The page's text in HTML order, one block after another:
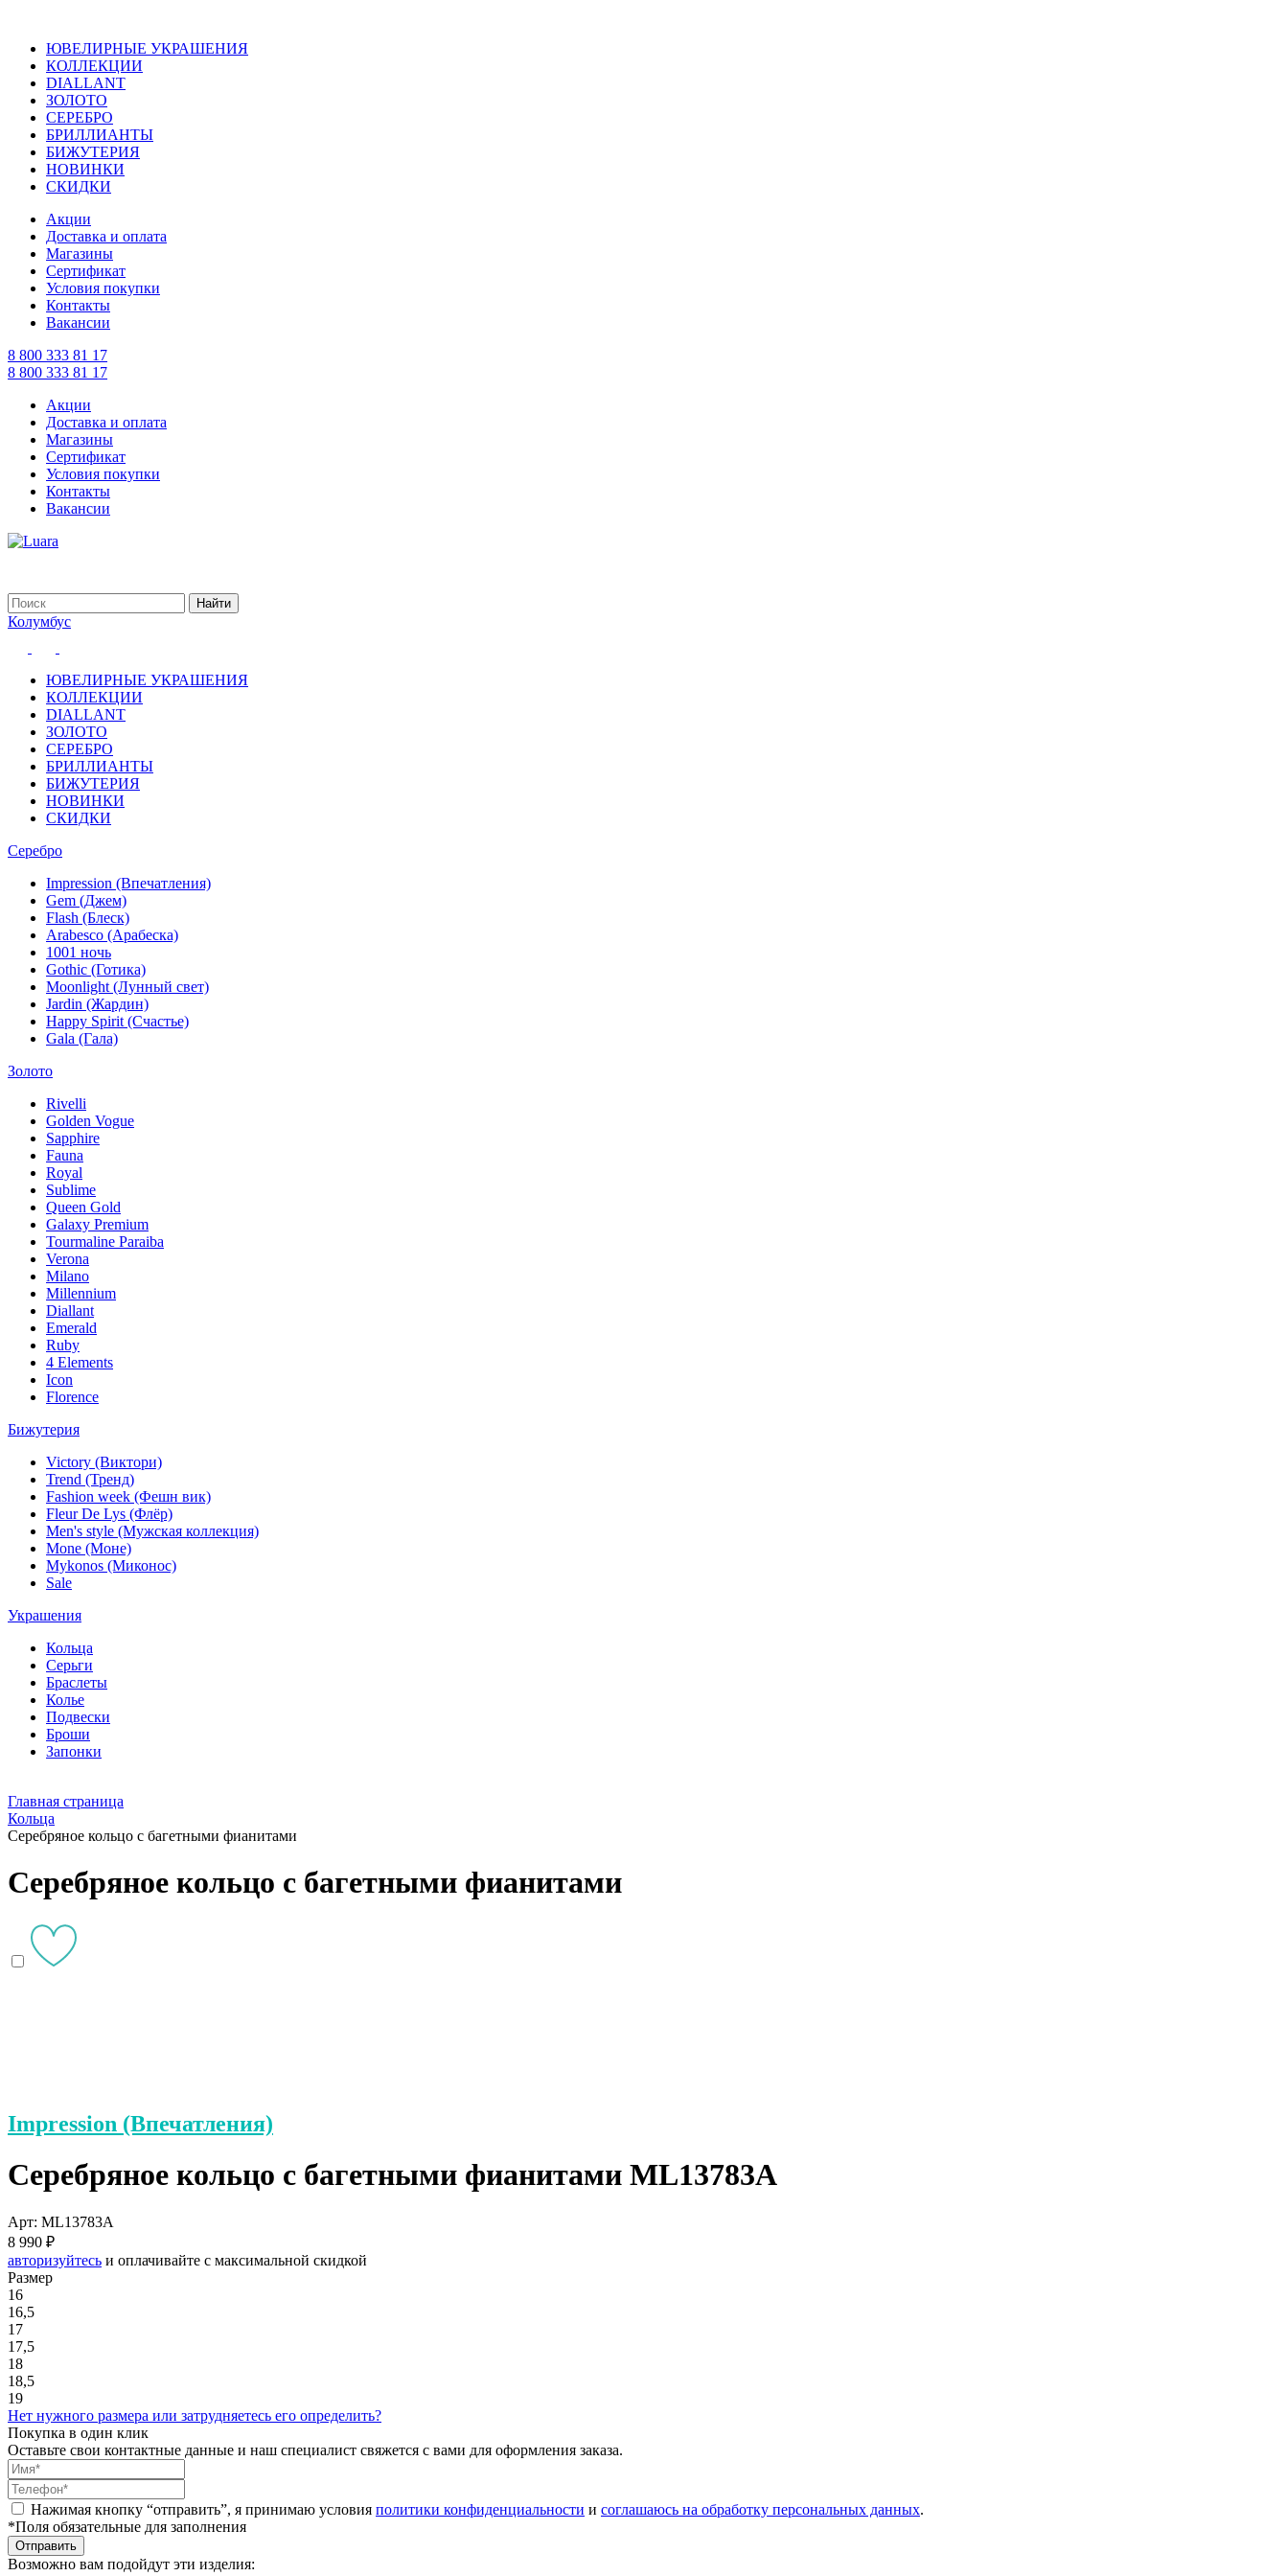
ЮВЕЛИРНЫЕ УКРАШЕНИЯ
КОЛЛЕКЦИИ
DIALLANT
ЗОЛОТО
СЕРЕБРО
БРИЛЛИАНТЫ
БИЖУТЕРИЯ
НОВИНКИ
СКИДКИ
Акции
Доставка и оплата
Магазины
Сертификат
Условия покупки
Контакты
Вакансии
8 800 333 81 17
8 800 333 81 17
Акции
Доставка и оплата
Магазины
Сертификат
Условия покупки
Контакты
Вакансии
Колумбус
ЮВЕЛИРНЫЕ УКРАШЕНИЯ
КОЛЛЕКЦИИ
DIALLANT
ЗОЛОТО
СЕРЕБРО
БРИЛЛИАНТЫ
БИЖУТЕРИЯ
НОВИНКИ
СКИДКИ
Серебро
Impression (Впечатления)
Gem (Джем)
Flash (Блеск)
Arabesco (Арабеска)
1001 ночь
Gothic (Готика)
Moonlight (Лунный свет)
Jardin (Жардин)
Happy Spirit (Счастье)
Gala (Гала)
Золото
Rivelli
Golden Vogue
Sapphire
Fauna
Royal
Sublime
Queen Gold
Galaxy Premium
Tourmaline Paraiba
Verona
Milano
Millennium
Diallant
Emerald
Ruby
4 Elements
Icon
Florence
Бижутерия
Victory (Виктори)
Trend (Тренд)
Fashion week (Фешн вик)
Fleur De Lys (Флёр)
Men's style (Мужская коллекция)
Mone (Моне)
Mykonos (Миконос)
Sale
Украшения
Кольца
Серьги
Браслеты
Колье
Подвески
Броши
Запонки
Главная страница
Кольца
Серебряное кольцо с багетными фианитами
Серебряное кольцо с багетными фианитами
Impression (Впечатления)
Серебряное кольцо с багетными фианитами ML13783A
Арт: ML13783A
8 990 ₽
авторизуйтесь и оплачивайте с максимальной скидкой
Размер
16
16,5
17
17,5
18
18,5
19
Нет нужного размера или затрудняетесь его определить?
Покупка в один клик
Оставьте свои контактные данные и наш специалист свяжется с вами для оформления заказа.
Нажимая кнопку “отправить”, я принимаю условия политики конфиденциальности и соглашаюсь на обработку персональных данных.
*Поля обязательные для заполнения
Отправить
Возможно вам подойдут эти изделия: